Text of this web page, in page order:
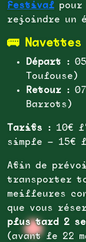
Festival
rejoindre un
🚌 Navettes
Départ :
Toulouse)
Retour :
Barrots)
Tarifs : 10€
simple — 15€
Afin de
transporter
meilleures
que vous
plus tard 2
(avant le 22